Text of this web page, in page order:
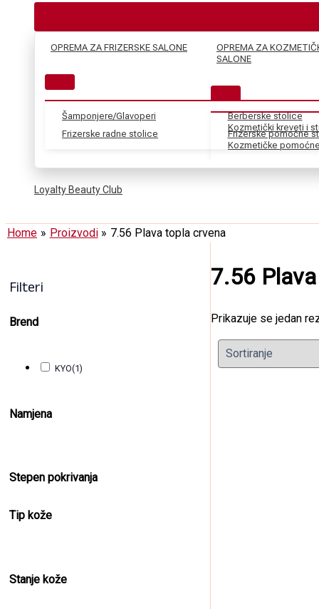
OPREMA ZA FRIZERSKE SALONE
Šamponjere/Glavoperi
Frizerske radne stolice
Berberske stolice
Frizerske pomoćne
OPREMA ZA
SALONE
Kozmetički kreveti i
Kozmetičke
Loyalty Beauty Club
Home Proizvodi 7.56 Plava topla crvena
Filteri
Brend
KYO(1)
Namjena
Stepen pokrivanja
Tip kože
Stanje kože
7.56
Prikazuje se jedan